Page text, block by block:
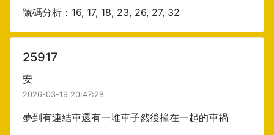
號碼分析：16, 17, 18, 23, 26, 27, 32
25917
安
2026-03-19 20:47:28
夢到有連結車還有一堆車子然後撞在一起的車禍